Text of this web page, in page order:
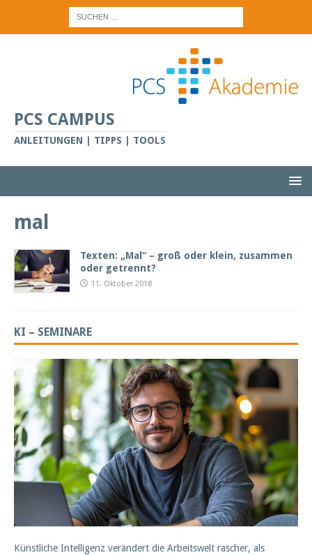
PCS CAMPUS
ANLEITUNGEN | TIPPS | TOOLS
mal
Texten: „Mal“ – groß oder klein, zusammen
oder getrennt?
11. Oktober 2018
KI – SEMINARE
Künstliche Intelligenz verändert die Arbeitswelt rascher, als